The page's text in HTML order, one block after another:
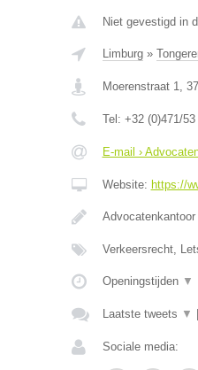
Niet gevestigd in
Limburg»
Moerenstraat 1,
Tel: +32 (0)471/53
E-mail ›
Website: https://
Verkeersrecht,
Openingstijden ▼
Laatste tweets ▼
Sociale media: